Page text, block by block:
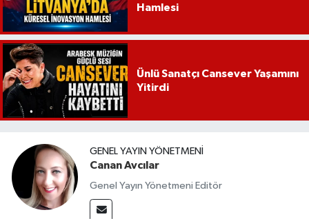
Hamlesi
Ünlü Sanatçı Cansever Yaşamını
Yitirdi
GENEL YAYIN YÖNETMENI
Canan Avcılar
Genel Yayın Yönetmeni Editör